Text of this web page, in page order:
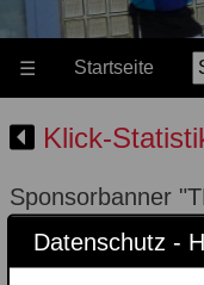
Datenschutz -
☰ Startseite
Klick-
Sponsorbanner
Einblendungen